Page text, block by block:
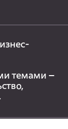
темами –